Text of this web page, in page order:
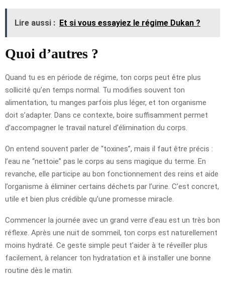
Lire aussi : Et si vous essayiez le régime Dukan ?
Quoi d’autres ?
Quand tu es en période de régime, ton corps peut être plus
sollicité qu’en temps normal. Tu modifies souvent ton
alimentation, tu manges parfois plus léger, et ton organisme
doit s’adapter. Dans ce contexte, boire suffisamment permet
d’accompagner le travail naturel d’élimination du corps.
On entend souvent parler de “toxines”, mais il faut être précis :
l’eau ne “nettoie” pas le corps au sens magique du terme. En
revanche, elle participe au bon fonctionnement des reins et aide
l’organisme à éliminer certains déchets par l’urine. C’est concret,
utile et bien plus crédible qu’une promesse miracle.
Commencer la journée avec un grand verre d’eau est un très bon
réflexe. Après une nuit de sommeil, ton corps est naturellement
moins hydraté. Ce geste simple peut t’aider à te réveiller plus
facilement, à relancer ton hydratation et à installer une bonne
routine dès le matin.